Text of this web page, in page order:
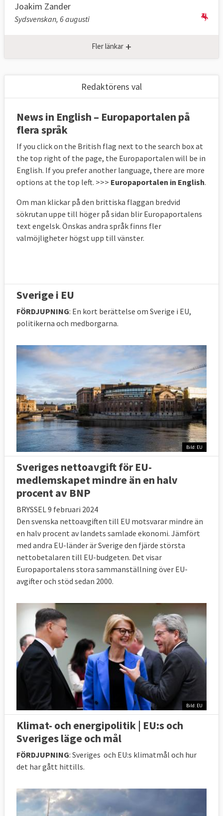
Joakim Zander
Sydsvenskan, 6 augusti
Fler länkar +
Redaktörens val
News in English – Europaportalen på
flera språk
If you click on the British flag next to the search box at
the top right of the page, the Europaportalen will be in
English. If you prefer another language, there are more
options at the top left. >>> Europaportalen in English.
Om man klickar på den brittiska flaggan bredvid
sökrutan uppe till höger på sidan blir Europaportalens
text engelsk. Önskas andra språk finns fler
valmöjligheter högst upp till vänster.
Sverige i EU
FÖRDJUPNING: En kort berättelse om Sverige i EU,
politikerna och medborgarna.
Bild: EU
Sveriges nettoavgift för EU-
medlemskapet mindre än en halv
procent av BNP
BRYSSEL 9 februari 2024
Den svenska nettoavgiften till EU motsvarar mindre än
en halv procent av landets samlade ekonomi. Jämfört
med andra EU-länder är Sverige den fjärde största
nettobetalaren till EU-budgeten. Det visar
Europaportalens stora sammanställning över EU-
avgifter och stöd sedan 2000.
Bild: EU
Klimat- och energipolitik | EU:s och
Sveriges läge och mål
FÖRDJUPNING: Sveriges och EU:s klimatmål och hur
det har gått hittills.